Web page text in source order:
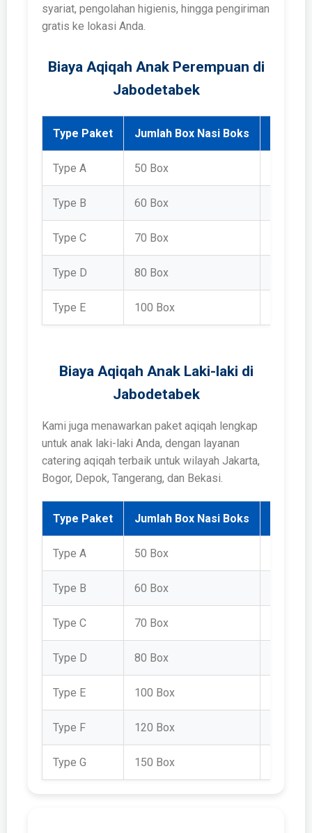
syariat, pengolahan higienis, hingga pengiriman
gratis ke lokasi Anda.
Biaya Aqiqah Anak Perempuan di
Jabodetabek
Type Paket Jumlah Box Nasi Boks
Type A 50 Box
Type B 60 Box
Type C 70 Box
Type D 80 Box
Type E 100 Box
Biaya Aqiqah Anak Laki-laki di
Jabodetabek
Kami juga menawarkan paket aqiqah lengkap
untuk anak laki-laki Anda, dengan layanan
catering aqiqah terbaik untuk wilayah Jakarta,
Bogor, Depok, Tangerang, dan Bekasi.
Type Paket Jumlah Box Nasi Boks
Type A 50 Box
Type B 60 Box
Type C 70 Box
Type D 80 Box
Type E 100 Box
Type F 120 Box
Type G 150 Box